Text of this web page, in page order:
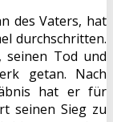
des Vaters, hat
durchschritten.
seinen Tod und
getan. Nach
hat er für
seinen Sieg zu